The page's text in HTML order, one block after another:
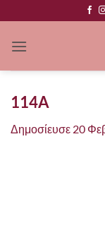
στο
περιεχόμενο
114A
Δημοσίευσε 20